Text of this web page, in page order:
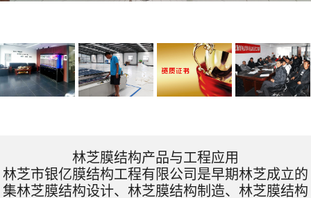
林芝膜结构产品与工程应用
林芝市银亿膜结构工程有限公司是早期林芝成立的
集林芝膜结构设计、林芝膜结构制造、林芝膜结构